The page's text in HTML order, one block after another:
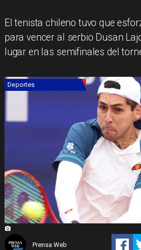
El tenista chileno tuvo que
para vencer al serbio Dusan
lugar en las semifinales del
Deportes
Prensa Web